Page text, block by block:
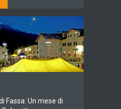
Fassa: Un mese di